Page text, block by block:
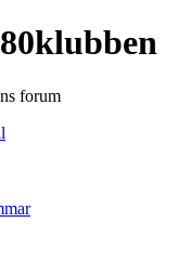
forum